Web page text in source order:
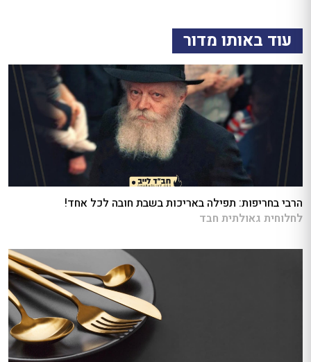
עוד באותו מדור
הרבי בחריפות: תפילה באריכות בשבת חובה לכל אחד!
לחלוחית גאולתית חבד